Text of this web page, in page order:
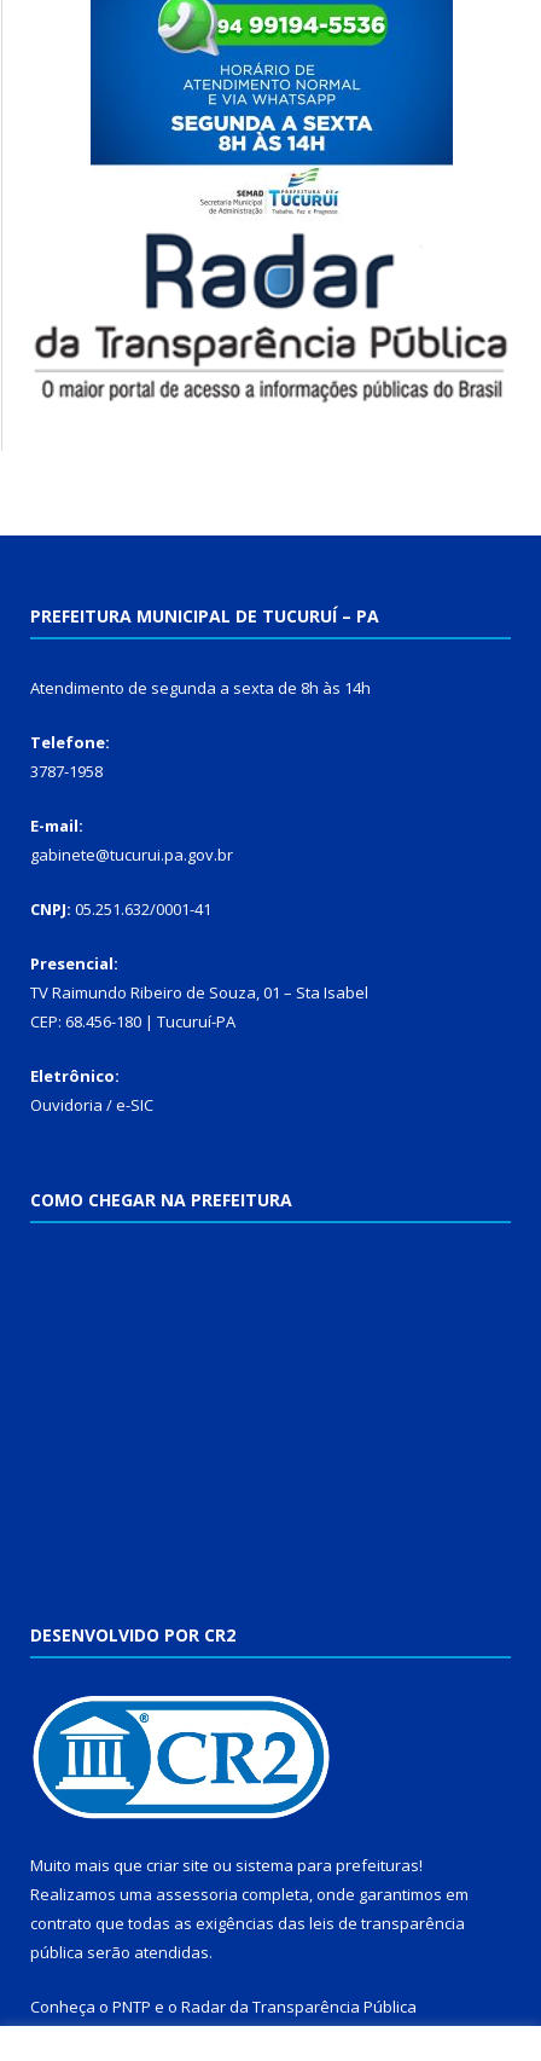
PREFEITURA MUNICIPAL DE TUCURUÍ – PA
Atendimento de segunda a sexta de 8h às 14h
Telefone:
3787-1958
E-mail:
gabinete@tucurui.pa.gov.br
CNPJ: 05.251.632/0001-41
Presencial:
TV Raimundo Ribeiro de Souza, 01 – Sta Isabel
CEP: 68.456-180 | Tucuruí-PA
Eletrônico:
Ouvidoria /e-SIC
COMO CHEGAR NA PREFEITURA
DESENVOLVIDO POR CR2
Muito mais que criar site ou sistema para prefeituras!
Realizamos uma assessoria completa, onde garantimos em
contrato que todas as exigências das leis de transparência
pública serão atendidas.
Conheça o PNTP e o Radar da Transparência Pública